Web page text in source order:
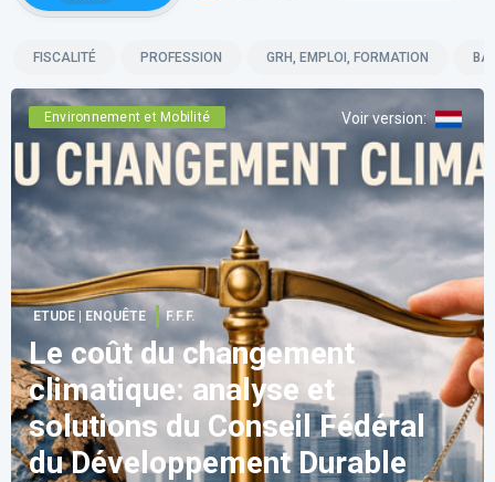
FISCALITÉ PROFESSION GRH, EMPLOI, FORMATION
Environnement et Mobilité Voir version:
ETUDE | ENQUÊTE F.F.F.
Le coût du changement
climatique: analyse et
solutions du Conseil Fédéral
du Développement Durable